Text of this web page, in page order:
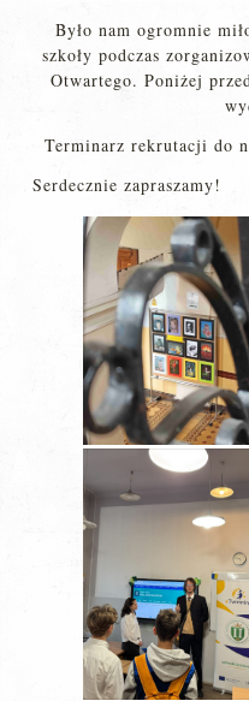
Było nam ogromnie
szkoły podczas
Otwartego. Poniżej
Terminarz rekrutacji do
Serdecznie zapraszamy!